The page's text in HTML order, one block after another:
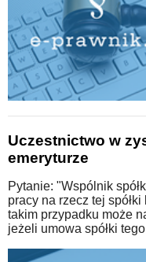
Uczestnictwo w
emeryturze
Pytanie: "Wspólnik
pracy na rzecz tej
takim przypadku może
jeżeli umowa spółki